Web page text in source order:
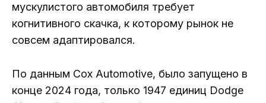
мускулистого автомобиля требует
когнитивного скачка, к которому рынок не
совсем адаптировался.
По данным Cox Automotive, было запущено в
конце 2024 года, только 1947 единиц Dodge